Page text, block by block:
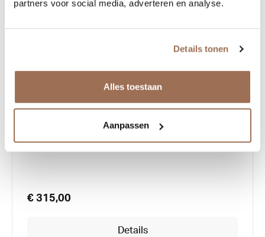
partners voor social media, adverteren en analyse.
Details tonen
Alles toestaan
Aanpassen
Anne Et Valentin Darwin
€ 315,00
Details